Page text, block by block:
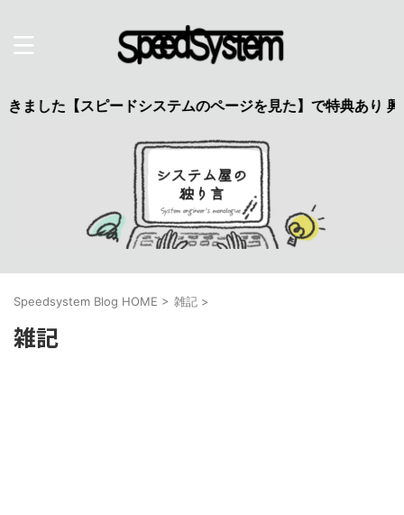
【スピードシステムのページを見た】で特典あり 興味の
Speedsystem Blog HOME > 雑記 >
雑記